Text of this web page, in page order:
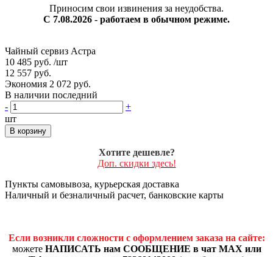
Приносим свои извинения за неудобства.
С 7.08.2026 - работаем в обычном режиме.
Чайный сервиз Астра
10 485 руб. /шт
12 557 руб.
Экономия 2 072 руб.
В наличии последний
-
+
шт
В корзину
Хотите дешевле?
Доп. скидки здесь!
Пункты самовывоза, курьерская доставка
Наличный и безналичный расчет, банковские карты
Если возникли сложности с оформлением заказа на сайте:
можете НАПИСАТЬ нам СООБЩЕНИЕ в чат MAX или